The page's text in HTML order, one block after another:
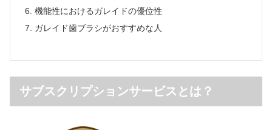
機能性におけるガレイドの優位性
ガレイド歯ブラシがおすすめな人
サブスクリプションサービスとは？